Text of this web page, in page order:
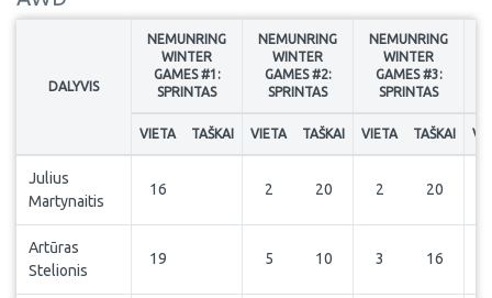
DALYVIS
NEMUNRING
WINTER
GAMES #1:
SPRINTAS
NEMUNRING
WINTER
GAMES #2:
SPRINTAS
NEMUNRING
WINTER
GAMES #3:
SPRINTAS
VIETA TAŠKAI VIETA TAŠKAI VIETA TAŠKAI
Julius
Martynaitis
16 2 20 2 20
Artūras
Stelionis
19 5 10 3 16